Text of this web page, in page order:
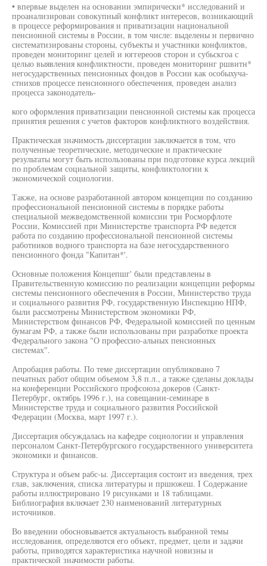
• впервые выделен на основании эмпирически* исследований и
проанализирован совокупный конфликт интересов, возникающий
в процессе реформирования и приватизации национальной
пенсионной системы в России, в том числе: выделены н первично
систематизированы стороны, субъекты и участники конфликтов,
проведен мониторинг целей и юггереоов сторон и субьскгоа с
целыо выявления конфликтности, проведен мониторинг ршвитн*
негосударственных пенсионных фондов в России как особыхуча-
стнихов процессе пенсионного обеспечения, проведен анализ
процесса законодатель-
кого оформления приватизации пенсионной системы как процесса
принятия решения с учетов факторов конфликтного воздействия.
Практическая значимость диссертации заключается в том, что
полученные теоретические, методические и практические
результаты могут быть использованы при подготовке курса лекций
по проблемам социальной защиты, конфликтологии к
экономической социологии.
Также, на основе разработанной автором концепции по созданию
профессиональной пенсионной системы в порядке работы
специальной межведомственной комиссии три Росморфлоте
России, Комиссией при Министерстве транспорта РФ ведется
работа по созданию профессиональной пенсионной системы
работников водного транспорта на базе негосударственного
пенсионного фонда "Капитан*'.
Основные положения Концепшг' были представлены в
Правительственную комиссию по реализации концепции реформы
системы пенсионного обеспечения в России, Министерство труда
и социального развития РФ, государственную Инспекцию НПФ,
были рассмотрены Министерством экономики РФ,
Министерством финансов РФ, Федеральной комиссией по ценным
бумагам РФ, а также были использованы при разработке проекта
Федерального закона "О профессио-альных пенсионных
системах".
Апробация работы. По теме диссертации опубликовано 7
печатных работ общим объемом 3,8 п.л., а также сделаны доклады
на конференции Российского профсоюза докеров (Санкт-
Петербург, октябрь 1996 г.), на совещании-семинаре в
Министерстве труда и социального развития Российской
Федерации (Москва, март 1997 г.).
Диссертация обсуждалась на кафедре социологии и управления
персоналом Санкт-Петербургского государственного университета
экономики и финансов.
Структура и объем рабс-ы. Диссертация состоит из введения, трех
глав, заключения, списка литературы и пршюжеш. I Содержание
работы иллюстрировано 19 рисунками и 18 таблицами.
Библиография включает 230 наименований литературных
источников.
Во введении обосновывается актуальность выбранной темы
исследования, определяются его объект, предмет, цели и задачи
работы, приводятся характеристика научной новизны и
практической значимости работы.